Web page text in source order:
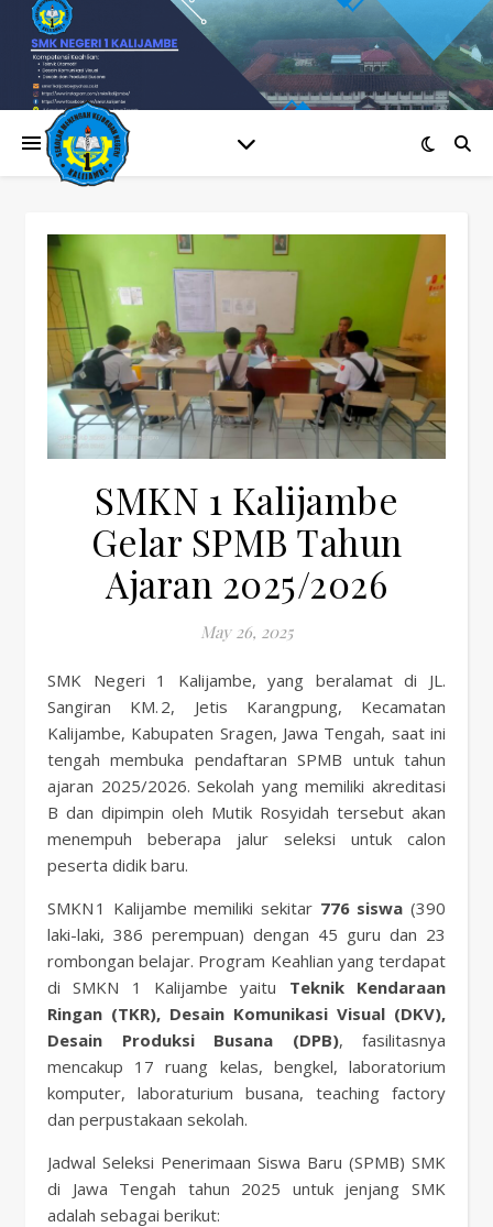
SMKN 1 Kalijambe
Gelar SPMB Tahun
Ajaran 2025/2026
May 26, 2025
SMK Negeri 1 Kalijambe, yang beralamat di JL.
Sangiran KM. 2, Jetis Karangpung, Kecamatan
Kalijambe, Kabupaten Sragen, Jawa Tengah, saat ini
tengah membuka pendaftaran SPMB untuk tahun
ajaran 2025/2026. Sekolah yang memiliki akreditasi
B dan dipimpin oleh Mutik Rosyidah tersebut akan
menempuh beberapa jalur seleksi untuk calon
peserta didik baru.
SMKN 1 Kalijambe memiliki sekitar 776 siswa (390
laki-laki, 386 perempuan) dengan 45 guru dan 23
rombongan belajar. Program Keahlian yang terdapat
di SMKN 1 Kalijambe yaitu Teknik Kendaraan
Ringan (TKR), Desain Komunikasi Visual (DKV),
Desain Produksi Busana (DPB), fasilitasnya
mencakup 17 ruang kelas, bengkel, laboratorium
komputer, laboraturium busana, teaching factory
dan perpustakaan sekolah.
Jadwal Seleksi Penerimaan Siswa Baru (SPMB) SMK
di Jawa Tengah tahun 2025 untuk jenjang SMK
adalah sebagai berikut: